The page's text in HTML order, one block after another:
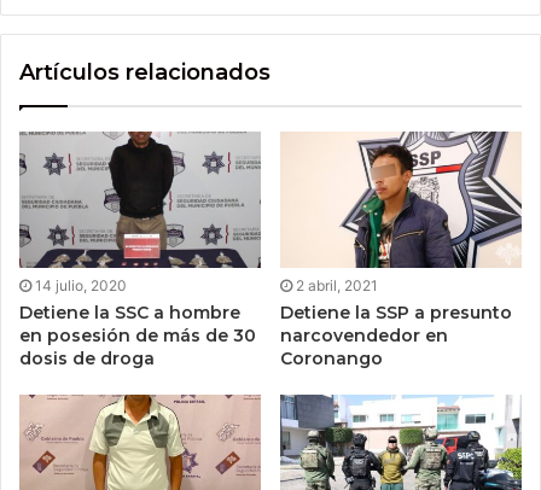
Artículos relacionados
14 julio, 2020
Detiene la SSC a hombre
en posesión de más de 30
dosis de droga
2 abril, 2021
Detiene la SSP a presunto
narcovendedor en
Coronango